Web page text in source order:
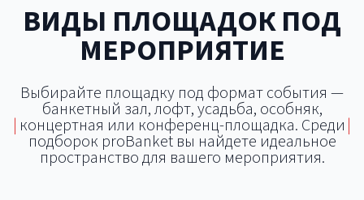
ВИДЫ ПЛОЩАДОК ПОД
МЕРОПРИЯТИЕ
|
Выбирайте площадку под формат события —
банкетный зал, лофт, усадьба, особняк,
концертная или конференц-площадка. Среди
подборок proBanket вы найдете идеальное
пространство для вашего мероприятия.
|